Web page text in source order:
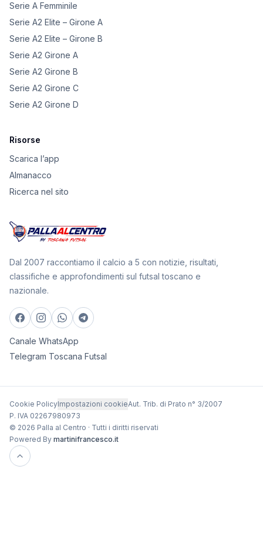
Serie A Femminile
Serie A2 Elite – Girone A
Serie A2 Elite – Girone B
Serie A2 Girone A
Serie A2 Girone B
Serie A2 Girone C
Serie A2 Girone D
Risorse
Scarica l’app
Almanacco
Ricerca nel sito
Dal 2007 raccontiamo il calcio a 5 con notizie, risultati,
classifiche e approfondimenti sul futsal toscano e
nazionale.
Canale WhatsApp
Telegram Toscana Futsal
Cookie PolicyImpostazioni cookieAut. Trib. di Prato n° 3/2007
P. IVA 02267980973
© 2026 Palla al Centro · Tutti i diritti riservati
Powered By martinifrancesco.it